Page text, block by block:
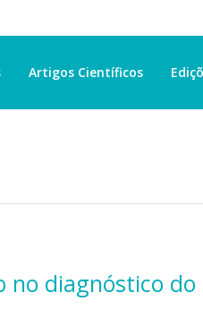
Artigos Científicos
no diagnóstico do